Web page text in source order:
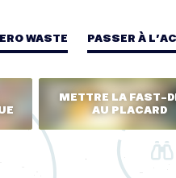
WASTE PASSER À
METTRE LA FAST-
AU PLACARD